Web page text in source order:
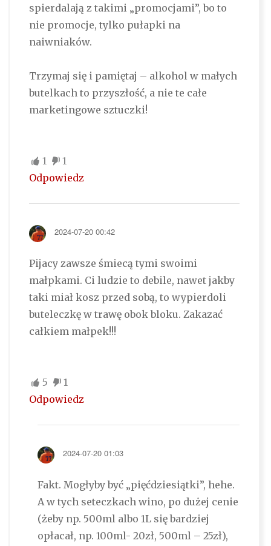
spierdalają z takimi „promocjami”, bo to
nie promocje, tylko pułapki na
naiwniaków.
Trzymaj się i pamiętaj – alkohol w małych
butelkach to przyszłość, a nie te całe
marketingowe sztuczki!
1
1
Odpowiedz
2024-07-20 00:42
Pijacy zawsze śmiecą tymi swoimi
małpkami. Ci ludzie to debile, nawet jakby
taki miał kosz przed sobą, to wypierdoli
buteleczkę w trawę obok bloku. Zakazać
całkiem małpek!!!
5
1
Odpowiedz
2024-07-20 01:03
Fakt. Mogłyby być „pięćdziesiątki”, hehe.
A w tych seteczkach wino, po dużej cenie
(żeby np. 500ml albo 1L się bardziej
opłacał, np. 100ml- 20zł, 500ml – 25zł),